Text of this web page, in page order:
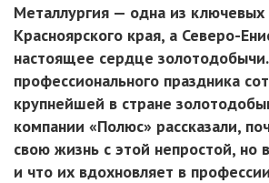
Металлургия — одна из ключевых
Красноярского края, а Северо-
настоящее сердце
профессионального праздника
крупнейшей в стране
компании «Полюс» рассказали,
свою жизнь с этой непростой, но
и что их вдохновляет в